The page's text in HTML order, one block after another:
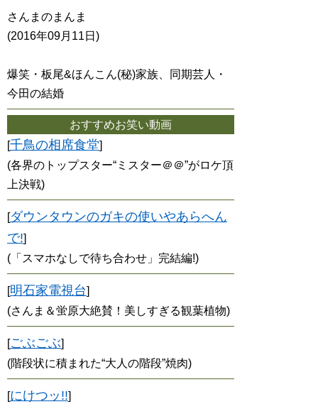
さんまのまんま
(2016年09月11日)
爆笑・板尾&ほんこん(秘)家族、同期芸人・
今田の結婚
おすすめお笑い動画
[千鳥の相席食堂]
(各界のトップスター“ミスター＠＠”がロケ頂
上決戦)
[ダウンタウンのガキの使いやあらへん
で!]
(「スマホなしで待ち合わせ」完結編!)
[明石家電視台]
(さんま＆蛍原大絶賛！美しすぎる観葉植物)
[ごぶごぶ]
(階段状に積まれた“大人の階段”焼肉)
[にけつッ!!]